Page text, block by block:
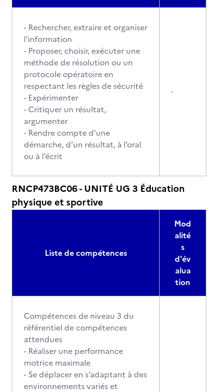
- Rechercher, extraire et organiser
l’information
- Proposer, choisir, exécuter une
méthode de résolution ou un
protocole opératoire en
respectant les règles de sécurité
- Expérimenter
- Critiquer un résultat,
argumenter
- Rendre compte d’une
démarche, d’un résultat, à l’oral
ou à l’écrit
-
RNCP473BC06 - UNITÉ UG 3 Éducation
physique et sportive
Liste de compétences
Mod
alité
s
d'év
alua
tion
Compétences de niveau 3 du
référentiel de compétences
attendues
- Réaliser une performance
motrice maximale
- Se déplacer en s’adaptant à des
environnements variés et